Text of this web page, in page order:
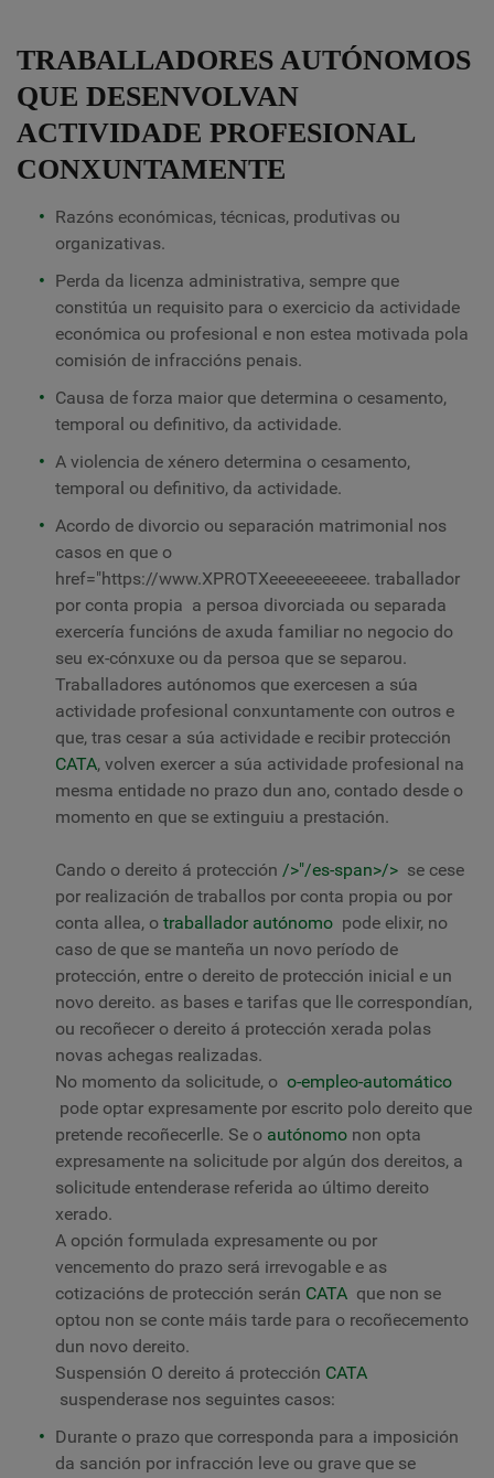
TRABALLADORES AUTÓNOMOS
QUE DESENVOLVAN
ACTIVIDADE PROFESIONAL
CONXUNTAMENTE
Razóns económicas, técnicas, produtivas ou
organizativas.
Perda da licenza administrativa, sempre que
constitúa un requisito para o exercicio da actividade
económica ou profesional e non estea motivada pola
comisión de infraccións penais.
Causa de forza maior que determina o cesamento,
temporal ou definitivo, da actividade.
A violencia de xénero determina o cesamento,
temporal ou definitivo, da actividade.
Acordo de divorcio ou separación matrimonial nos
casos en que o
href="https://www.XPROTXeeeeeeeeeee. traballador
por conta propia a persoa divorciada ou separada
exercería funcións de axuda familiar no negocio do
seu ex-cónxuxe ou da persoa que se separou.
Traballadores autónomos que exercesen a súa
actividade profesional conxuntamente con outros e
que, tras cesar a súa actividade e recibir protección
CATA, volven exercer a súa actividade profesional na
mesma entidade no prazo dun ano, contado desde o
momento en que se extinguiu a prestación.
Cando o dereito á protección />"/es-span>/> se cese
por realización de traballos por conta propia ou por
conta allea, o traballador autónomo pode elixir, no
caso de que se manteña un novo período de
protección, entre o dereito de protección inicial e un
novo dereito. as bases e tarifas que lle correspondían,
ou recoñecer o dereito á protección xerada polas
novas achegas realizadas.
No momento da solicitude, o o-empleo-automático
pode optar expresamente por escrito polo dereito que
pretende recoñecerlle. Se o autónomo non opta
expresamente na solicitude por algún dos dereitos, a
solicitude entenderase referida ao último dereito
xerado.
A opción formulada expresamente ou por
vencemento do prazo será irrevogable e as
cotizacións de protección serán CATA que non se
optou non se conte máis tarde para o recoñecemento
dun novo dereito.
Suspensión O dereito á protección CATA
suspenderase nos seguintes casos:
Durante o prazo que corresponda para a imposición
da sanción por infracción leve ou grave que se